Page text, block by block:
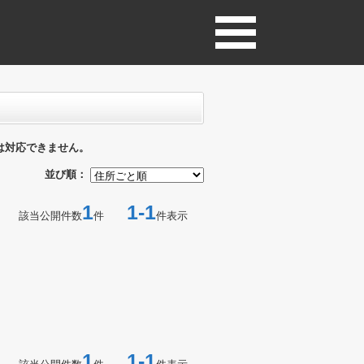
応できません。
並び順：
該当公開件数1件 1-1件表示